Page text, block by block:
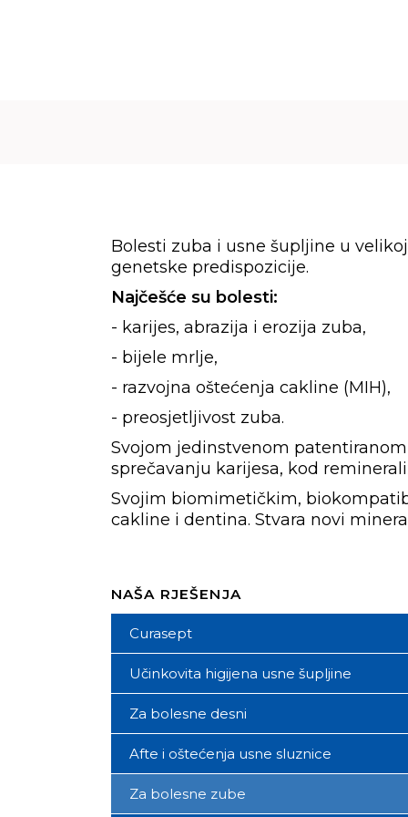
Bolesti zuba i usne šupljine u
genetske predispozicije.
Najčešće su bolesti:
- karijes, abrazija i erozija zuba,
- bijele mrlje,
- razvojna oštećenja cakline (MIH),
- preosjetljivost zuba.
Svojom jedinstvenom
sprečavanju karijesa, kod
Svojim biomimetičkim,
cakline i dentina. Stvara novi
NAŠA RJEŠENJA
Curasept
Učinkovita higijena usne šupljine
Zubne četkice
Zubne paste
Tekućine za ispiranje
Zubni konci *
Za bolesne desni
Krvareće desni – gingivitis
Krvareće desni – parodontitis
Afte i oštećenja usne sluznice
Za bolesne zube